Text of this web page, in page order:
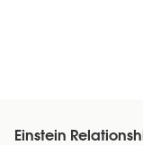
Einstein